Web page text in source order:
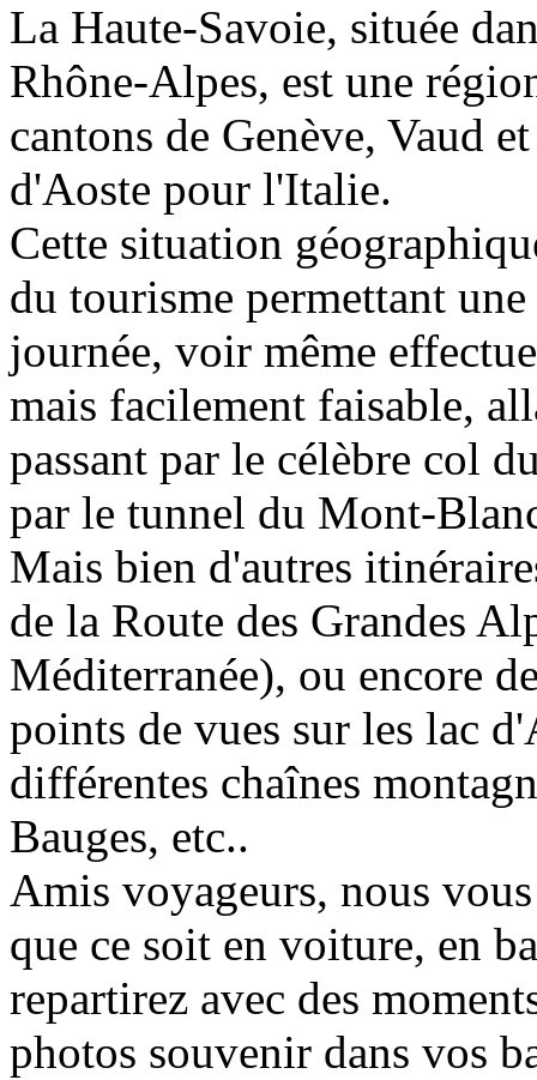
La Haute-Savoie, située
Rhône-Alpes, est une
cantons de Genève, Vaud
d'Aoste pour l'Italie.
Cette situation
du tourisme permettant
journée, voir même
mais facilement faisable,
passant par le célèbre col
par le tunnel du Mont-
Mais bien d'autres
de la Route des Grandes
Méditerranée), ou encore
points de vues sur les lac
différentes chaînes
Bauges, etc..
Amis voyageurs, nous
que ce soit en voiture, en
repartirez avec des
photos souvenir dans vos